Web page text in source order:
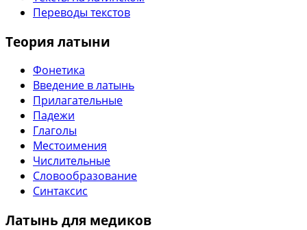
Переводы текстов
Теория латыни
Фонетика
Введение в латынь
Прилагательные
Падежи
Глаголы
Местоимения
Числительные
Словообразование
Синтаксис
Латынь для медиков